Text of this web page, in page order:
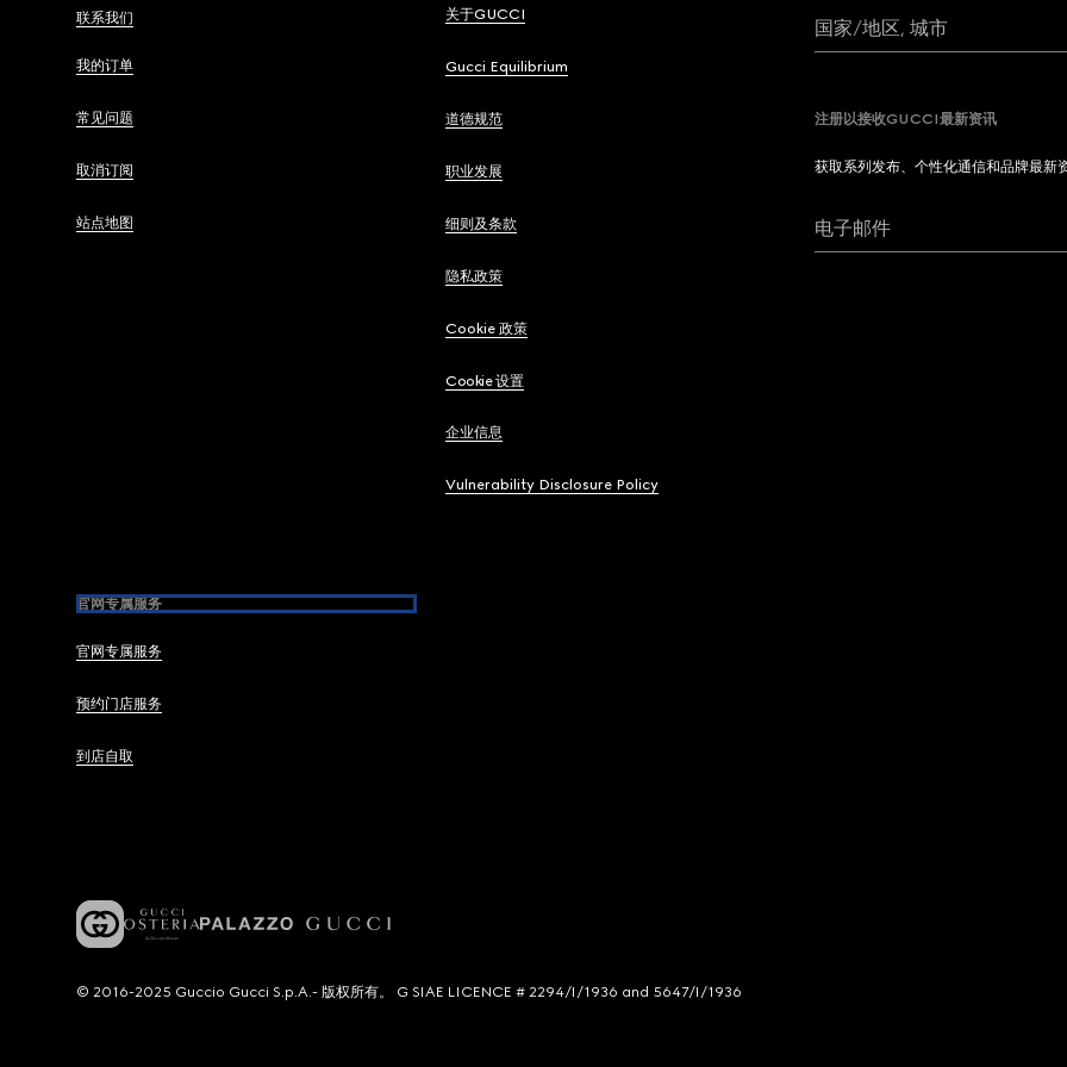
联系我们
我的订单
常见问题
取消订阅
站点地图
关于GUCCI
Gucci Equilibrium
道德规范
职业发展
细则及条款
隐私政策
Cookie 政策
Cookie 设置
企业信息
Vulnerability Disclosure Policy
官网专属服务
官网专属服务
预约门店服务
到店自取
国家/地区, 城市
注册以接收GUCCI最新资讯
获取系列发布、个性化通信和品牌最新
电子邮件
© 2016-2025 Guccio Gucci S.p.A.- 版权所有。 G SIAE LICENCE # 2294/I/1936 and 5647/I/1936